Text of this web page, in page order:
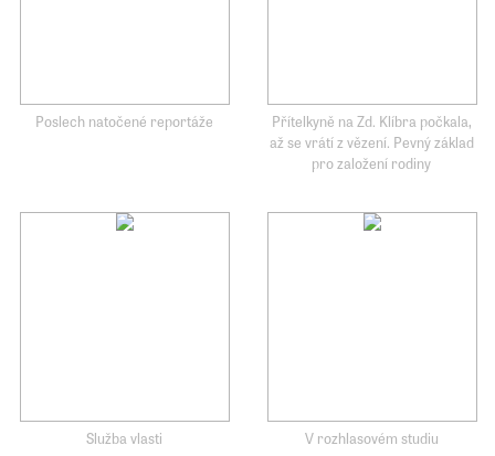
Poslech natočené reportáže
Přítelkyně na Zd. Klíbra počkala,
až se vrátí z vězení. Pevný základ
pro založení rodiny
Služba vlasti V rozhlasovém studiu